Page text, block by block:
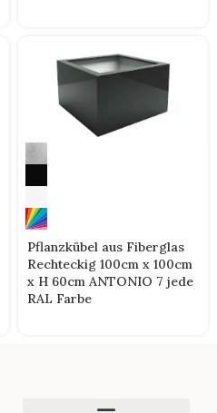
Pflanzkübel aus Fiberglas
Rechteckig 100cm x 100cm
x H 60cm ANTONIO 7 jede
RAL Farbe